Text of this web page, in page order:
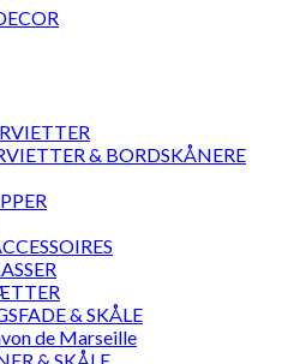
& BORDSKÅNERE
& SKÅLE
de Marseille